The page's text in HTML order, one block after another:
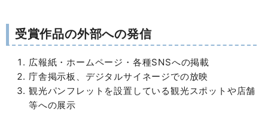
受賞作品の外部への発信
広報紙・ホームページ・各種SNSへの掲載
庁舎掲示板、デジタルサイネージでの放映
観光パンフレットを設置している観光スポットや店舗
等への展示